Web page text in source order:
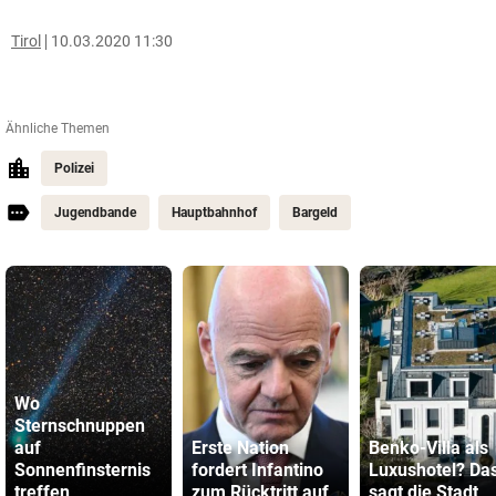
Tirol 10.03.2020 11:30
Ähnliche Themen
Polizei
Jugendbande Hauptbahnhof Bargeld
Wo
Sternschnuppen
auf
Sonnenfinsternis
Erste Nation
fordert Infantino
Benko-Villa als
Luxushotel?